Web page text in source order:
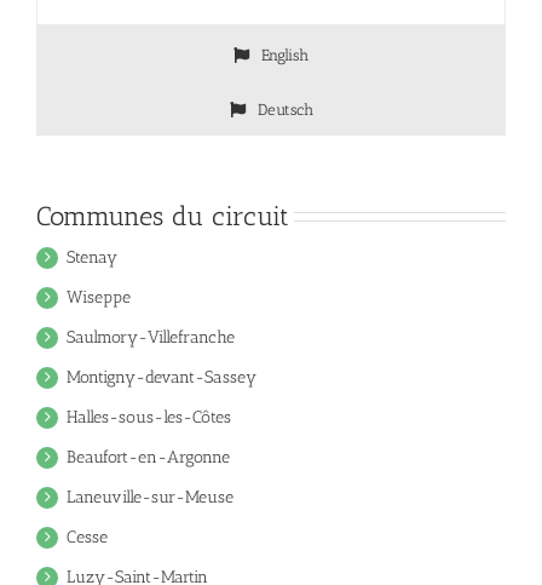
English
Deutsch
Communes du circuit
Stenay
Wiseppe
Saulmory-Villefranche
Montigny-devant-Sassey
Halles-sous-les-Côtes
Beaufort-en-Argonne
Laneuville-sur-Meuse
Cesse
Luzy-Saint-Martin